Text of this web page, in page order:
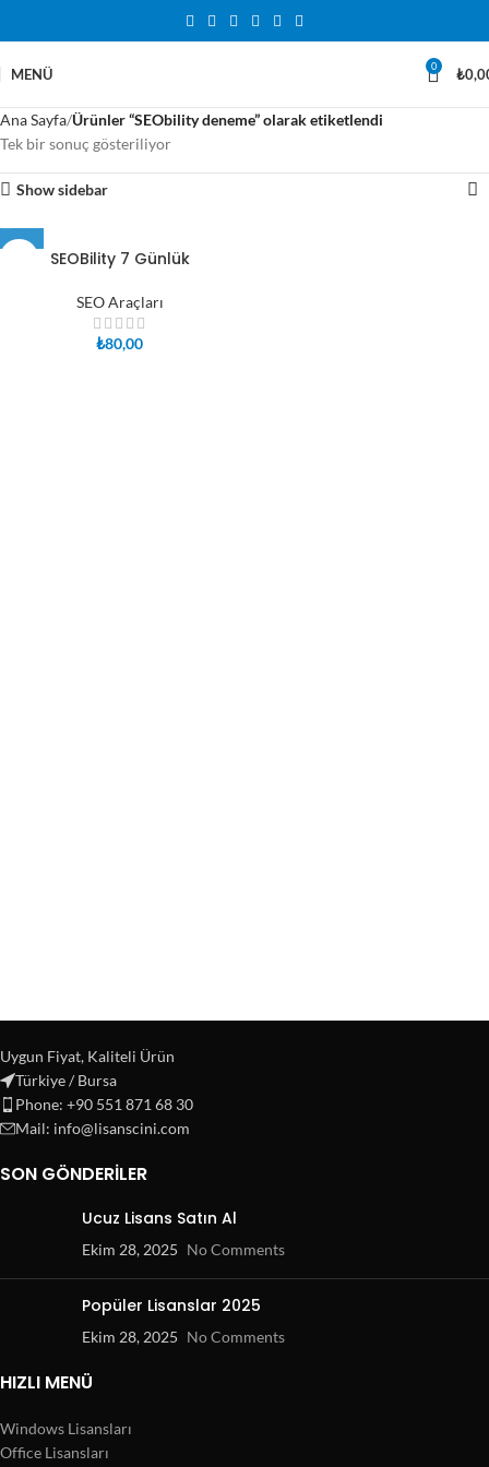
MENÜ 0 ₺
Ana Sayfa Ürünler “SEObility deneme” olarak etiketlendi
Tek bir sonuç gösteriliyor
Show sidebar
SEOBility 7 Günlük
SEO Araçları
₺80,00
Uygun Fiyat, Kaliteli Ürün
Türkiye / Bursa
Phone: +90 551 871 68 30
Mail: info@lisanscini.com
SON GÖNDERILER
Ucuz Lisans Satın Al
Ekim 28, 2025 No Comments
Popüler Lisanslar 2025
Ekim 28, 2025 No Comments
HIZLI MENÜ
Windows Lisansları
Office Lisansları